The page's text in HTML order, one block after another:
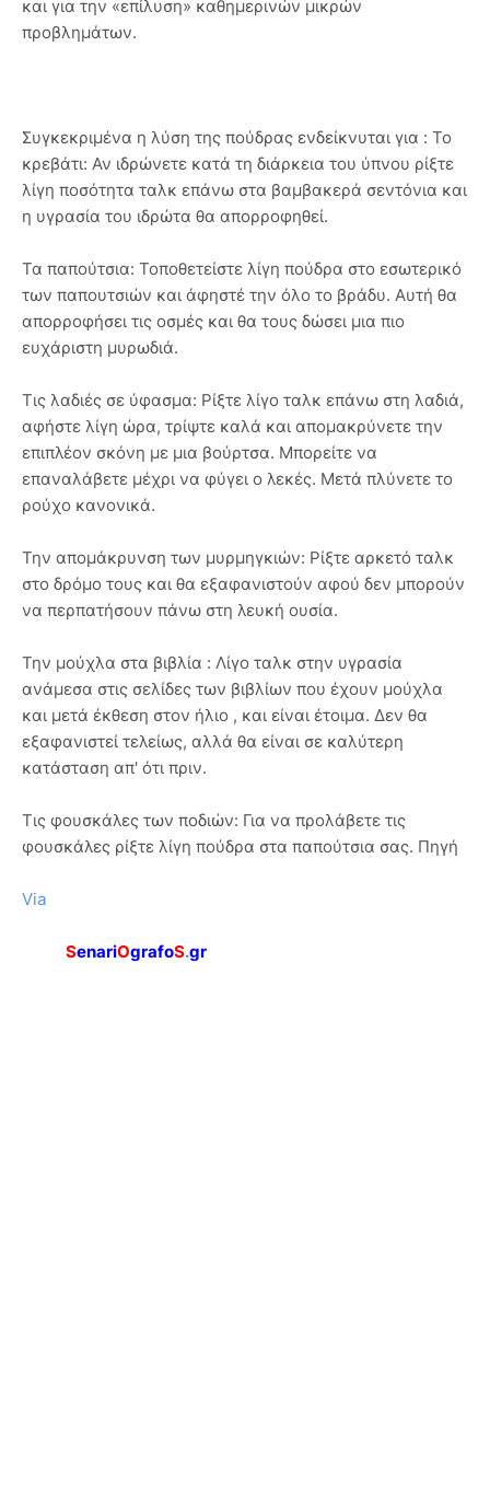
και για την «επίλυση» καθημερινών μικρών
προβλημάτων.
Συγκεκριμένα η λύση της πούδρας ενδείκνυται για : Το
κρεβάτι: Αν ιδρώνετε κατά τη διάρκεια του ύπνου ρίξτε
λίγη ποσότητα ταλκ επάνω στα βαμβακερά σεντόνια και
η υγρασία του ιδρώτα θα απορροφηθεί.
Τα παπούτσια: Τοποθετείστε λίγη πούδρα στο εσωτερικό
των παπουτσιών και άφηστέ την όλο το βράδυ. Αυτή θα
απορροφήσει τις οσμές και θα τους δώσει μια πιο
ευχάριστη μυρωδιά.
Τις λαδιές σε ύφασμα: Ρίξτε λίγο ταλκ επάνω στη λαδιά,
αφήστε λίγη ώρα, τρίψτε καλά και απομακρύνετε την
επιπλέον σκόνη με μια βούρτσα. Μπορείτε να
επαναλάβετε μέχρι να φύγει ο λεκές. Μετά πλύνετε το
ρούχο κανονικά.
Την απομάκρυνση των μυρμηγκιών: Ρίξτε αρκετό ταλκ
στο δρόμο τους και θα εξαφανιστούν αφού δεν μπορούν
να περπατήσουν πάνω στη λευκή ουσία.
Την μούχλα στα βιβλία : Λίγο ταλκ στην υγρασία
ανάμεσα στις σελίδες των βιβλίων που έχουν μούχλα
και μετά έκθεση στον ήλιο , και είναι έτοιμα. Δεν θα
εξαφανιστεί τελείως, αλλά θα είναι σε καλύτερη
κατάσταση απ' ότι πριν.
Τις φουσκάλες των ποδιών: Για να προλάβετε τις
φουσκάλες ρίξτε λίγη πούδρα στα παπούτσια σας. Πηγή
Via
SenariOgrafoS.gr